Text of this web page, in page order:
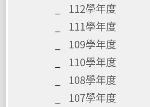
112學年度
111學年度
109學年度
110學年度
108學年度
107學年度